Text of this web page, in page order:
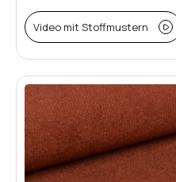
Video mit Stoffmustern